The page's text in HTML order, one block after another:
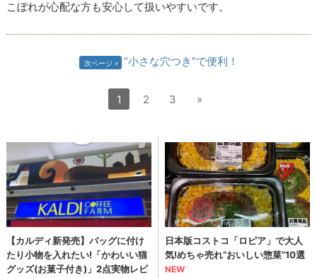
こぼれが心配な方も安心して扱いやすいです。
次ページ “小さな穴つき”で便利！
1 2 3 »